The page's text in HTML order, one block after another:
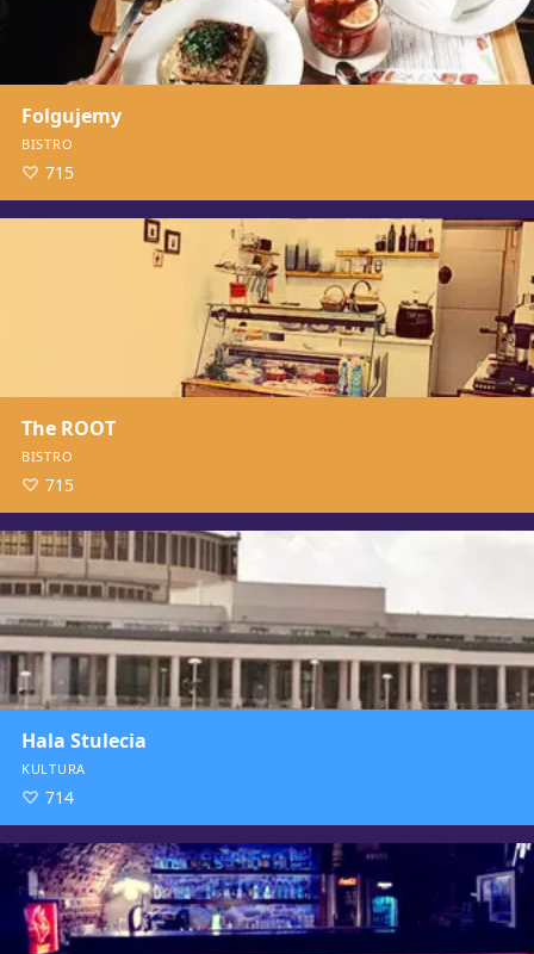
Folgujemy
BISTRO
715
The ROOT
BISTRO
715
Hala Stulecia
KULTURA
714